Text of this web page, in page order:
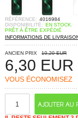
RÉFÉRENCE: 4016984
DISPONIBILITÉ: EN STOCK.
PRÊT À ÊTRE EXPÉDIÉ
INFORMATIONS DE
ANCIEN PRIX 10,20 EUR
6,30 EUR
VOUS ÉCONOMISEZ